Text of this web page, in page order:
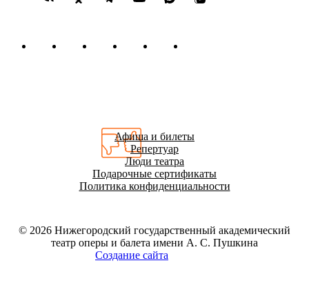
Афиша и билеты
Репертуар
Люди театра
Подарочные сертификаты
Политика конфиденциальности
© 2026 Нижегородский государственный академический
театр оперы и балета имени А. С. Пушкина
Создание сайта